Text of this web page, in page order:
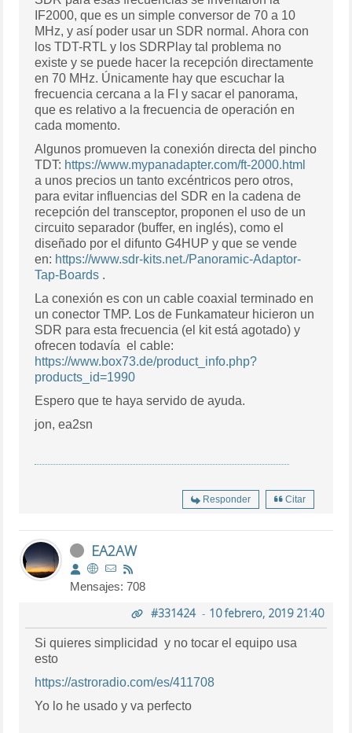
IF2000, que es un simple conversor de 70 a 10
MHz, y así poder usar un SDR normal. Ahora con
los TDT-RTL y los SDRPlay tal problema no
existe y se puede hacer la recepción directamente
en 70 MHz. Únicamente hay que escuchar la
frecuencia cercana a la FI y sacar el panorama,
que es relativo a la frecuencia de operación en
cada momento.
Algunos promueven la conexión directa del pincho
TDT: https://www.mypanadapter.com/ft-2000.html
a unos precios un tanto excéntricos pero otros,
para evitar influencias del SDR en la cadena de
recepción del transceptor, proponen el uso de un
circuito separador (buffer, en inglés), como el
diseñado por el difunto G4HUP y que se vende
en: https://www.sdr-kits.net./Panoramic-Adaptor-
Tap-Boards .
La conexión es con un cable coaxial terminado en
un conector TMP. Los de Funkamateur hicieron un
SDR para esta frecuencia (el kit está agotado) y
ofrecen todavía el cable:
https://www.box73.de/product_info.php?
products_id=1990
Espero que te haya servido de ayuda.
jon, ea2sn
Responder Citar
EA2AW
Mensajes: 708
#331424- 10 febrero, 2019 21:40
Si quieres simplicidad y no tocar el equipo usa
esto
https://astroradio.com/es/411708
Yo lo he usado y va perfecto